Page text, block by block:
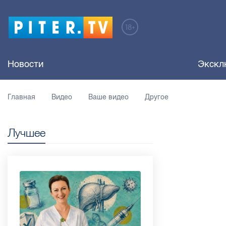
Новости
Главная Видео Ваше видео Другое
Лучшее